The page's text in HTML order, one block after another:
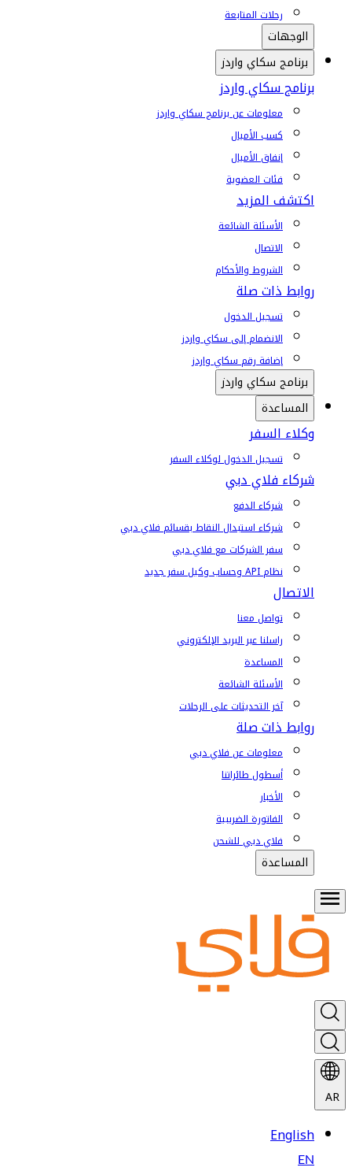
رحلات المتابعة
الوجهات
برنامج سكاي واردز
برنامج سكاي واردز
معلومات عن برنامج سكاي واردز
كسب الأميال
إنفاق الأميال
فئات العضوية
اكتشف المزيد
الأسئلة الشائعة
الاتصال
الشروط والأحكام
روابط ذات صلة
تسجيل الدخول
الانضمام إلى سكاي واردز
إضافة رقم سكاي واردز
برنامج سكاي واردز
المساعدة
وكلاء السفر
تسجيل الدخول لوكلاء السفر
شركاء فلاي دبي
شركاء الدفع
شركاء استبدال النقاط بقسائم فلاي دبي
سفر الشركات مع فلاي دبي
نظام API وحساب وكيل سفر جديد
الاتصال
تواصل معنا
راسلنا عبر البريد الإلكتروني
المساعدة
الأسئلة الشائعة
آخر التحديثات على الرحلات
روابط ذات صلة
معلومات عن فلاي دبي
أسطول طائراتنا
الأخبار
الفاتورة الضريبية
فلاي دبي للشحن
المساعدة
AR
English
EN